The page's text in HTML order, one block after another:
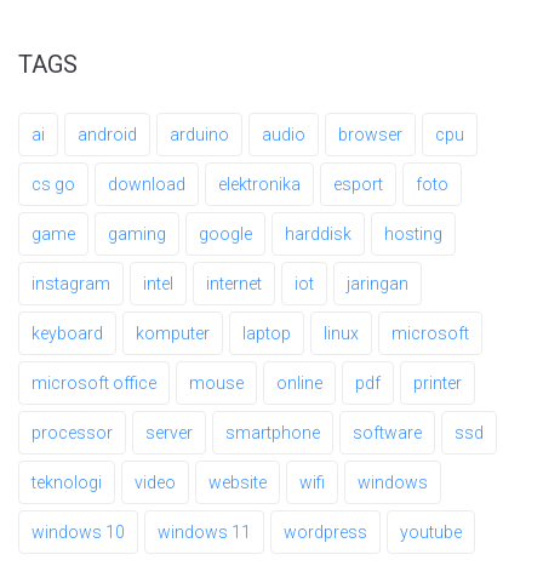
TAGS
ai android arduino audio browser cpu
cs go download elektronika esport foto
game gaming google harddisk hosting
instagram intel internet iot jaringan
keyboard komputer laptop linux microsoft
microsoft office mouse online pdf printer
processor server smartphone software ssd
teknologi video website wifi windows
windows 10 windows 11 wordpress youtube